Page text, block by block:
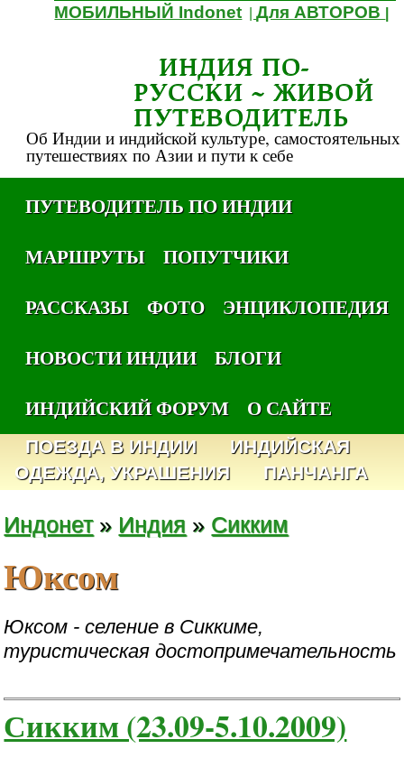
МОБИЛЬНЫЙ Indonet |Для АВТОРОВ
ИНДИЯ ПО-
РУССКИ ~ ЖИВОЙ
ПУТЕВОДИТЕЛЬ
Об Индии и индийской культуре, самостоятельных
путешествиях по Азии и пути к себе
ПУТЕВОДИТЕЛЬ ПО ИНДИИ
МАРШРУТЫ
ПОПУТЧИКИ
РАССКАЗЫ
ФОТО
ЭНЦИКЛОПЕДИЯ
НОВОСТИ ИНДИИ
БЛОГИ
ИНДИЙСКИЙ ФОРУМ
О САЙТЕ
ПОЕЗДА В ИНДИИ
ИНДИЙСКАЯ
ОДЕЖДА, УКРАШЕНИЯ
ПАНЧАНГА
Индонет» Индия » Сикким
Юксом
Юксом - селение в Сиккиме,
туристическая достопримечательность
Сикким (23.09-5.10.2009)